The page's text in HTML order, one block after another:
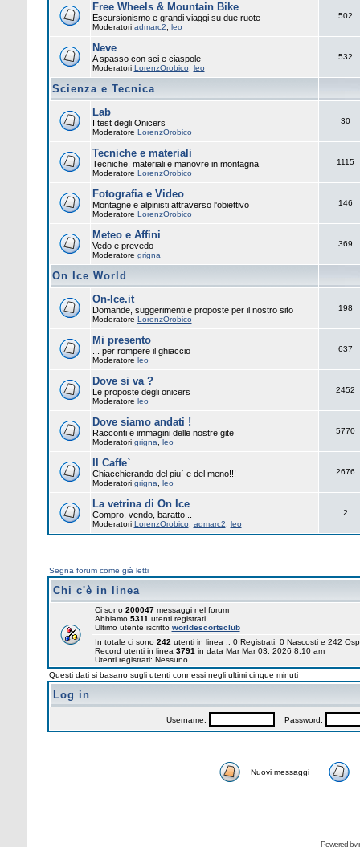
Free Wheels & Mountain Bike
Escursionismo e grandi viaggi su due ruote
Moderatori admarc2 leo
502
Neve
A spasso con sci e ciaspole
Moderatori LorenzOrobico leo
532
Scienza e Tecnica
Lab
I test degli Onicers
Moderatore LorenzOrobico
30
Tecniche e materiali
Tecniche, materiali e manovre in montagna
Moderatore LorenzOrobico
1115
Fotografia e Video
Montagne e alpinisti attraverso l'obiettivo
Moderatore LorenzOrobico
146
Meteo e Affini
Vedo e prevedo
Moderatore grigna
369
On Ice World
On-Ice.it
Domande, suggerimenti e proposte per il nostro sito
Moderatore LorenzOrobico
198
Mi presento
... per rompere il ghiaccio
Moderatore leo
637
Dove si va ?
Le proposte degli onicers
Moderatore leo
2452
Dove siamo andati !
Racconti e immagini delle nostre gite
Moderatori grigna leo
5770
Il Caffe`
Chiacchierando del piu` e del meno!!!
Moderatori grigna leo
2676
La vetrina di On Ice
Compro, vendo, baratto...
Moderatori LorenzOrobico admarc2 leo
2
Segna forum come già letti
Chi c'è in linea
Ci sono 200047messaggi nel forum
Abbiamo 5311 utenti registrati
Ultimo utente iscritto worldescortsclub
In totale ci sono 242 utenti in linea :: 0 Registrati, 0 Nascosti e 242
Record utenti in linea 3791 in data Mar Mar 03, 2026 8:10 am
Utenti registrati: Nessuno
Questi dati si basano sugli utenti connessi negli ultimi cinque minuti
Log in
Username: Password:
Nuovi messaggi
Powered by